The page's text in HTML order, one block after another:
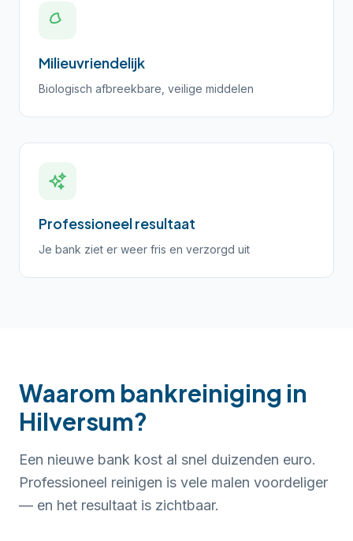
Milieuvriendelijk
Biologisch afbreekbare, veilige middelen
Professioneel resultaat
Je bank ziet er weer fris en verzorgd uit
Waarom bankreiniging in
Hilversum?
Een nieuwe bank kost al snel duizenden euro.
Professioneel reinigen is vele malen voordeliger
— en het resultaat is zichtbaar.